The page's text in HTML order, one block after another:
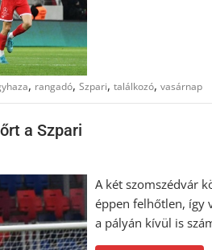
, rangadó, Szpari, találkozó, vasárnap
a Szpari
A két szomszédvár
éppen felhőtlen, így
a pályán kívül is